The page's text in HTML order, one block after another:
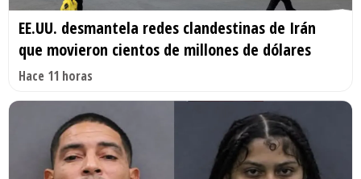
EE.UU. desmantela redes clandestinas de Irán
que movieron cientos de millones de dólares
Hace 11 horas